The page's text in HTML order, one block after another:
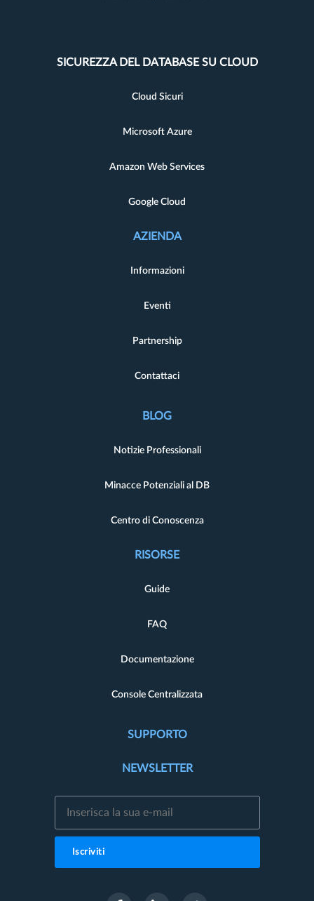
SICUREZZA DEL DATABASE SU CLOUD
Cloud Sicuri
Microsoft Azure
Amazon Web Services
Google Cloud
AZIENDA
Informazioni
Eventi
Partnership
Contattaci
BLOG
Notizie Professionali
Minacce Potenziali al DB
Centro di Conoscenza
RISORSE
Guide
FAQ
Documentazione
Console Centralizzata
SUPPORTO
NEWSLETTER
Iscriviti